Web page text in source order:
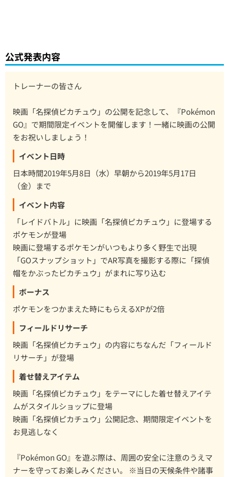
公式発表内容
トレーナーの皆さん
映画「名探偵ピカチュウ」の公開を記念して、『Pokémon
GO』で期間限定イベントを開催します！一緒に映画の公開
をお祝いしましょう！
イベント日時
日本時間2019年5月8日（水）早朝から2019年5月17日
（金）まで
イベント内容
「レイドバトル」に映画「名探偵ピカチュウ」に登場する
ポケモンが登場
映画に登場するポケモンがいつもより多く野生で出現
「GOスナップショット」でAR写真を撮影する際に「探偵
帽をかぶったピカチュウ」がまれに写り込む
ボーナス
ポケモンをつかまえた時にもらえるXPが2倍
フィールドリサーチ
映画「名探偵ピカチュウ」の内容にちなんだ「フィールド
リサーチ」が登場
着せ替えアイテム
映画「名探偵ピカチュウ」をテーマにした着せ替えアイテ
ムがスタイルショップに登場
映画「名探偵ピカチュウ」公開記念、期間限定イベントを
お見逃しなく
『Pokémon GO』を遊ぶ際は、周囲の安全に注意のうえマ
ナーを守ってお楽しみください。 ※当日の天候条件や諸事